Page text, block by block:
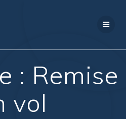
: Remise
vol